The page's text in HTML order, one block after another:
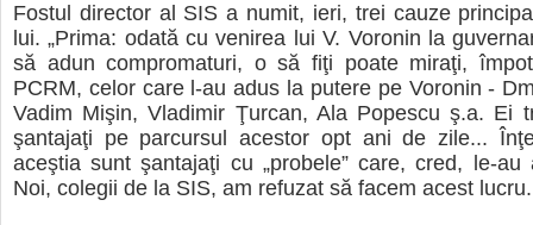
Fostul director al SIS a numit, ieri, trei cauze
lui. „Prima: odată cu venirea lui V. Voronin la
să adun compromaturi, o să fiţi poate miraţi,
PCRM, celor care l-au adus la putere pe Voronin -
Vadim Mişin, Vladimir Ţurcan, Ala Popescu ş.a. Ei
şantajaţi pe parcursul acestor opt ani de zile...
aceştia sunt şantajaţi cu „probele” care, cred, le-au
Noi, colegii de la SIS, am refuzat să facem acest lucru.